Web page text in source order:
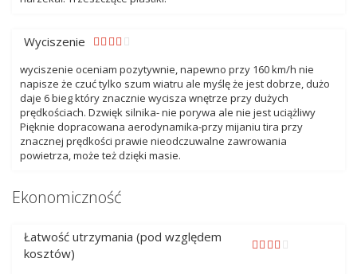
Wyciszenie
wyciszenie oceniam pozytywnie, napewno przy 160 km/h nie
napisze że czuć tylko szum wiatru ale myślę że jest dobrze, dużo
daje 6 bieg który znacznie wycisza wnętrze przy dużych
prędkościach. Dzwięk silnika- nie porywa ale nie jest uciążliwy
Pięknie dopracowana aerodynamika-przy mijaniu tira przy
znacznej prędkości prawie nieodczuwalne zawrowania
powietrza, może też dzięki masie.
Ekonomiczność
Łatwość utrzymania (pod względem
kosztów)